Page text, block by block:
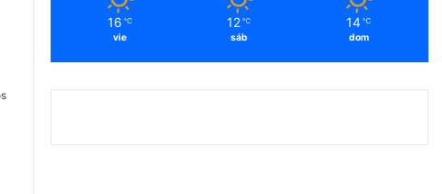
16 ℃
vie
12 ℃
sáb
14 ℃
dom